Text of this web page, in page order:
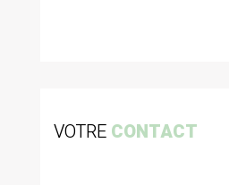
VOTRE CONTACT